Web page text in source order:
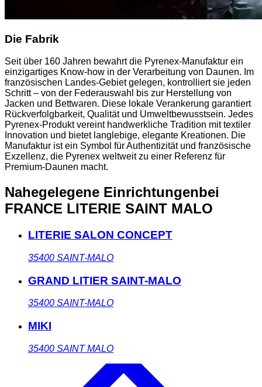
Die Fabrik
Seit über 160 Jahren bewahrt die Pyrenex-Manufaktur ein
einzigartiges Know-how in der Verarbeitung von Daunen. Im
französischen Landes-Gebiet gelegen, kontrolliert sie jeden
Schritt – von der Federauswahl bis zur Herstellung von
Jacken und Bettwaren. Diese lokale Verankerung garantiert
Rückverfolgbarkeit, Qualität und Umweltbewusstsein. Jedes
Pyrenex-Produkt vereint handwerkliche Tradition mit textiler
Innovation und bietet langlebige, elegante Kreationen. Die
Manufaktur ist ein Symbol für Authentizität und französische
Exzellenz, die Pyrenex weltweit zu einer Referenz für
Premium-Daunen macht.
Nahegelegene Einrichtungenbei
FRANCE LITERIE SAINT MALO
LITERIE SALON CONCEPT
35400 SAINT-MALO
GRAND LITIER SAINT-MALO
35400 SAINT-MALO
MIKI
35400 SAINT MALO